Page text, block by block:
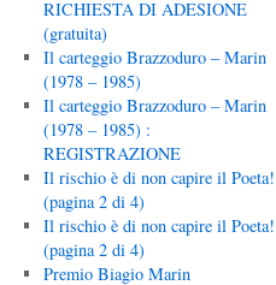
RICHIESTA DI ADESIONE
(gratuita)
Il carteggio Brazzoduro – Marin
(1978 – 1985)
Il carteggio Brazzoduro – Marin
(1978 – 1985) :
REGISTRAZIONE
Il rischio è di non capire il Poeta!
(pagina 2 di 4)
Il rischio è di non capire il Poeta!
(pagina 2 di 4)
Premio Biagio Marin